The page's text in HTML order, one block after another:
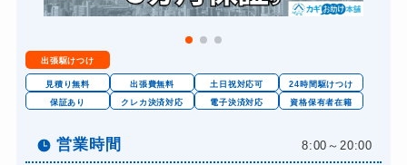
出張駆けつけ
見積り無料 出張費無料 土日祝対応可
24時間駆けつけ
保証あり
クレカ決済対応 電子決済対応 資格保有者在籍
営業時間 8:00～20:00